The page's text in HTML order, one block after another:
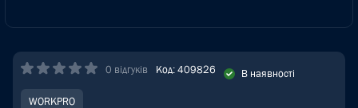
0 відгуків Код: 409826 В наявності
WORKPRO